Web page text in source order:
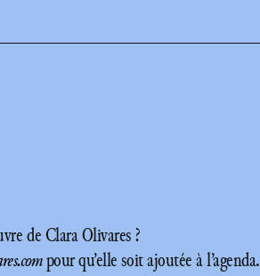
de Clara Olivares ?
pour qu’elle soit ajoutée à l’agenda.